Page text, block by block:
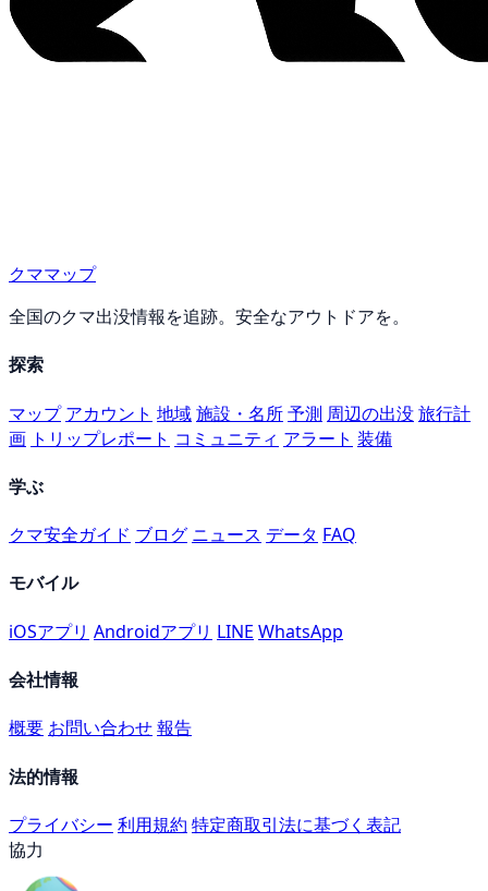
クママップ
全国のクマ出没情報を追跡。安全なアウトドアを。
探索
マップ アカウント 地域施設・名所予測 周辺の出没旅行計
画 トリップレポート コミュニティ アラート 装備
学ぶ
クマ安全ガイド ブログ ニュース データ FAQ
モバイル
iOSアプリ Androidアプリ LINE WhatsApp
会社情報
概要 お問い合わせ報告
法的情報
プライバシー 利用規約 特定商取引法に基づく表記
協力